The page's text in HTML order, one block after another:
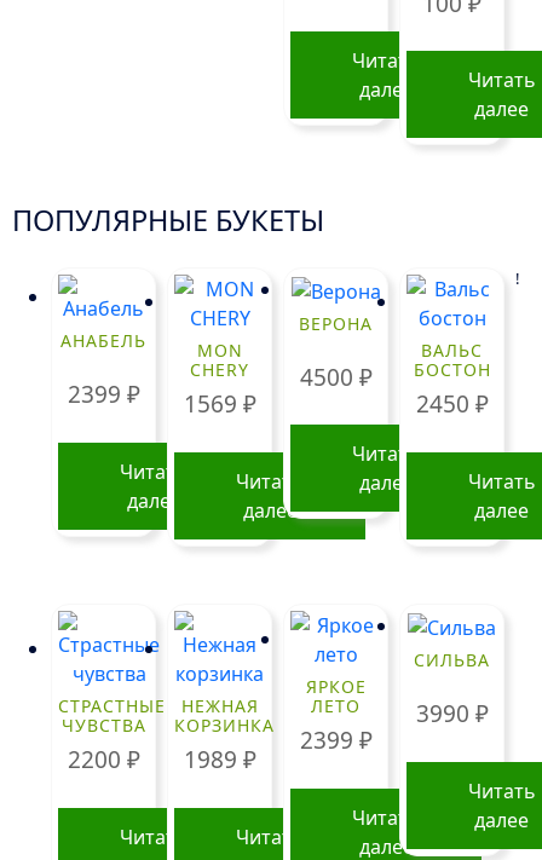
Читать
далее
Читать
далее
ПОПУЛЯРНЫЕ БУКЕТЫ
АНАБЕЛЬ
2399 ₽
Читать
далее
MON
CHERY
1569 ₽
Читать
далее
ВЕРОНА
4500 ₽
Читать
далее
ВАЛЬС
БОСТОН
2450 ₽
Читать
далее
СТРАСТНЫЕ
ЧУВСТВА
2200 ₽
Читать
НЕЖНАЯ
КОРЗИНКА
1989 ₽
Читать
ЯРКОЕ
ЛЕТО
2399 ₽
Читать
далее
СИЛЬВА
3990 ₽
Читать
далее
!